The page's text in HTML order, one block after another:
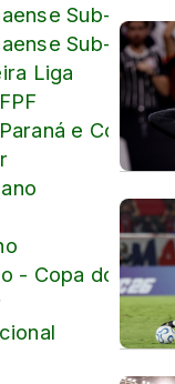
Sub-19
Sub-20
Liga
e Copa
- Copa do